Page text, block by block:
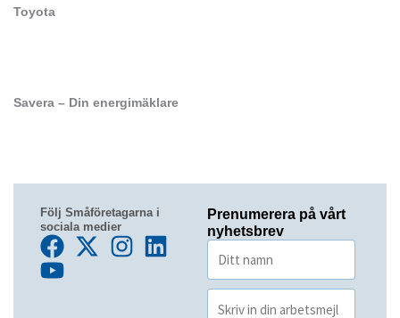
Toyota
Savera – Din energimäklare
Följ Småföretagarna i
sociala medier
Prenumerera på vårt
nyhetsbrev